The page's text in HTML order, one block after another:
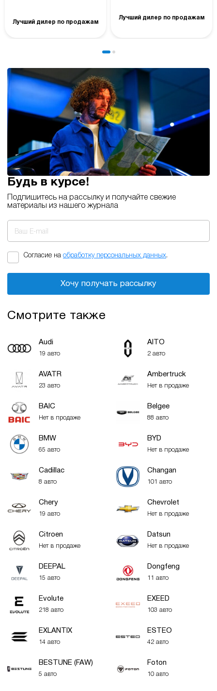
Лучший дилер по продажам
Лучший дилер по продажам
Будь в курсе!
Подпишитесь на рассылку и получайте свежие
материалы из нашего журнала
Ваш E-mail
Согласие на обработку персональных данных.
Хочу получать рассылку
Смотрите также
Audi
19 авто
AITO
2 авто
AVATR
23 авто
Ambertruck
Нет в продаже
BAIC
Нет в продаже
Belgee
88 авто
BMW
65 авто
BYD
Нет в продаже
Cadillac
8 авто
Changan
101 авто
Chery
19 авто
Chevrolet
Нет в продаже
Citroen
Нет в продаже
Datsun
Нет в продаже
DEEPAL
15 авто
Dongfeng
11 авто
Evolute
218 авто
EXEED
103 авто
EXLANTIX
14 авто
ESTEO
42 авто
BESTUNE (FAW)
5 авто
Foton
10 авто